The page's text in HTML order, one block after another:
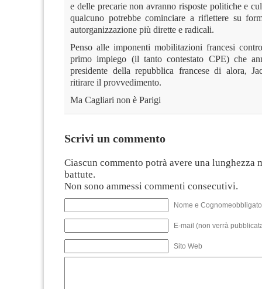
e delle precarie non avranno risposte politiche e
qualcuno potrebbe cominciare a riflettere su
autorganizzazione più dirette e radicali.
Penso alle imponenti mobilitazioni francesi
primo impiego (il tanto contestato CPE) che
presidente della repubblica francese di alora,
ritirare il provvedimento.
Ma Cagliari non è Parigi
Scrivi un commento
Ciascun commento potrà avere una lunghezza
battute.
Non sono ammessi commenti consecutivi.
Nome e
E-mail (non verrà
Sito Web